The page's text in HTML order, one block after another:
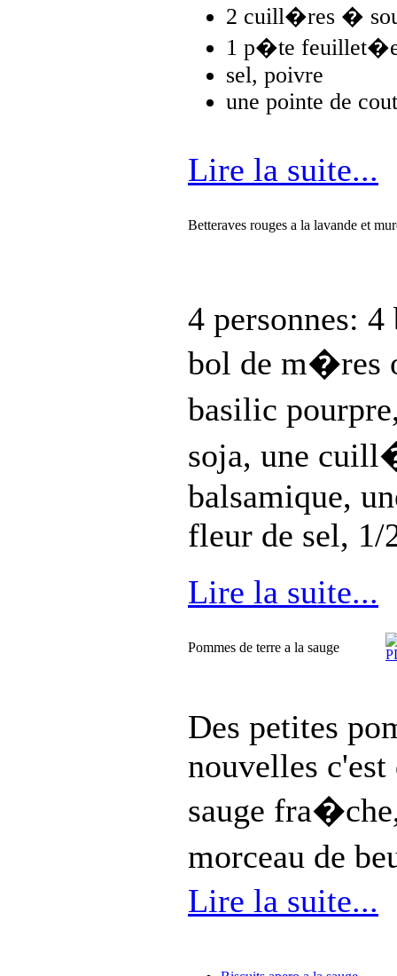
2 cuill�res �
1 p�te
sel, poivre
une pointe de
Lire la suite...
Betteraves rouges a la lavande et
4 personnes:
bol de m�res
basilic
soja, une
balsamique,
fleur de sel,
Lire la suite...
Pommes de terre a la sauge
Des petites
nouvelles
sauge
morceau de
Lire la suite...